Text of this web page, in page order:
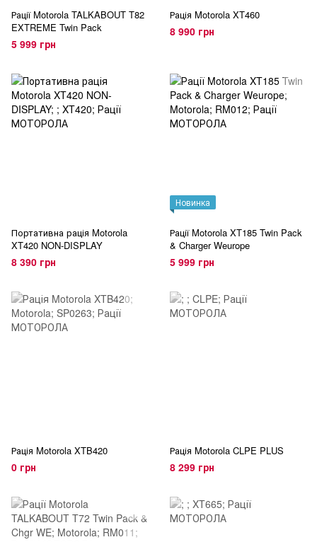
Рації Motorola TALKABOUT T82
EXTREME Twin Pack
5 999 грн
Рація Motorola XT460
8 990 грн
Портативна рація Motorola
XT420 NON-DISPLAY
8 390 грн
Новинка
Рації Motorola XT185 Twin Pack
& Charger Weurope
5 999 грн
Рація Motorola XTB420
0 грн
Рація Motorola CLPE PLUS
8 299 грн